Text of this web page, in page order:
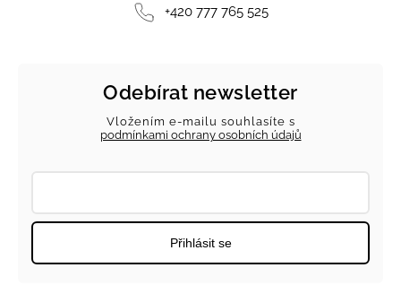
+420 777 765 525
Odebírat newsletter
Vložením e-mailu souhlasíte s
podmínkami ochrany osobních údajů
Přihlásit se